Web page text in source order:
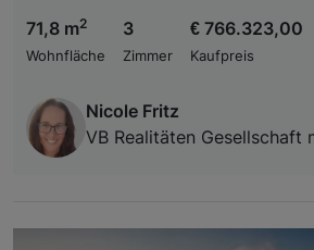
71,8 m2
Wohnfläche
3
Zimmer
€ 766.323,00
Kaufpreis
Nicole Fritz
VB Realitäten Gesellschaft